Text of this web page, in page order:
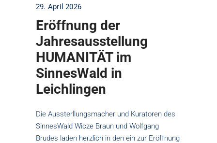
29. April 2026
Eröffnung der
Jahresausstellung
HUMANITÄT im
SinnesWald in
Leichlingen
Die Aussterllungsmacher und Kuratoren des
SinnesWald Wicze Braun und Wolfgang
Brudes laden herzlich in den ein zur Eröffnung